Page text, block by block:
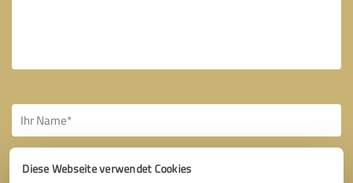
Diese Webseite verwendet Cookies